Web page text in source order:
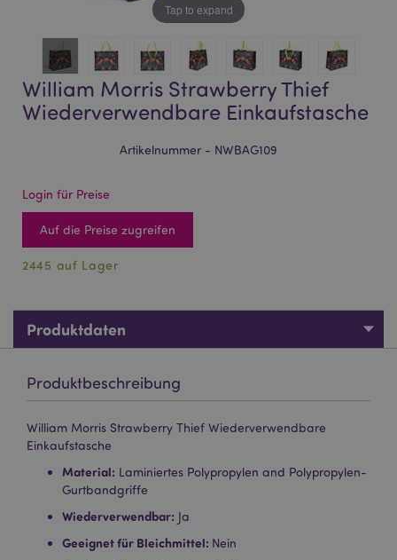
Tap to expand
William Morris Strawberry Thief
Wiederverwendbare Einkaufstasche
Artikelnummer - NWBAG109
Login für Preise
Auf die Preise zugreifen
2445 auf Lager
Produktdaten
Produktbeschreibung
William Morris Strawberry Thief Wiederverwendbare
Einkaufstasche
Material: Laminiertes Polypropylen and Polypropylen-
Gurtbandgriffe
Wiederverwendbar: Ja
Geeignet für Bleichmittel: Nein